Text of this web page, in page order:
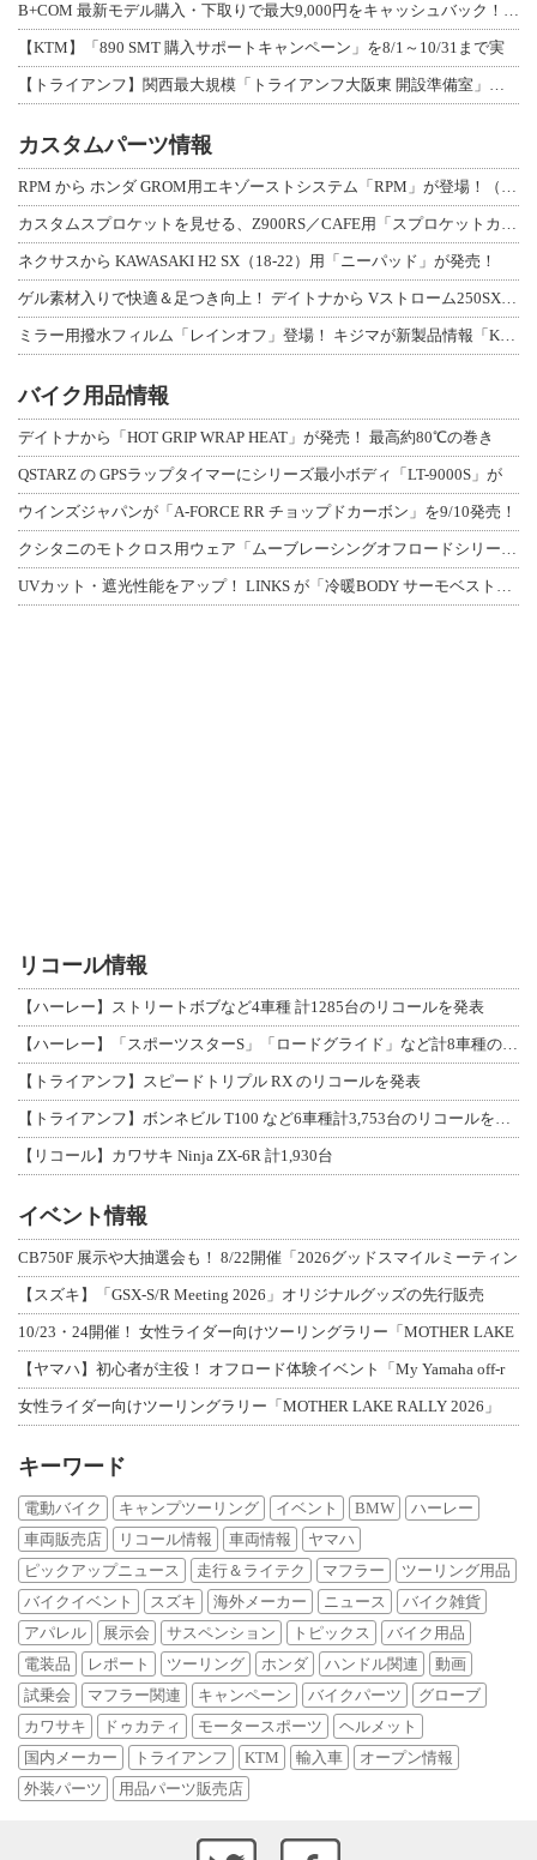
【KTM】「890 SMT 購入サポートキャンペーン」を8/1～10/31まで実
カスタムパーツ情報
ネクサスから KAWASAKI H2 SX（18-22）用「ニーパッド」が発売！
バイク用品情報
デイトナから「HOT GRIP WRAP HEAT」が発売！ 最高約80℃の巻き
QSTARZ の GPSラップタイマーにシリーズ最小ボディ「LT-9000S」が
ウインズジャパンが「A-FORCE RR チョップドカーボン」を9/10発売！
リコール情報
【ハーレー】ストリートボブなど4車種 計1285台のリコールを発表
【トライアンフ】スピードトリプル RX のリコールを発表
【リコール】カワサキ Ninja ZX-6R 計1,930台
イベント情報
CB750F 展示や大抽選会も！ 8/22開催「2026グッドスマイルミーティン
【スズキ】「GSX-S/R Meeting 2026」オリジナルグッズの先行販売
10/23・24開催！ 女性ライダー向けツーリングラリー「MOTHER LAKE
【ヤマハ】初心者が主役！ オフロード体験イベント「My Yamaha off-r
女性ライダー向けツーリングラリー「MOTHER LAKE RALLY 2026」
キーワード
電動バイク キャンプツーリング イベント BMW
ハーレー
車両販売店
リコール情報 車両情報
ヤマハ
ピックアップニュース
走行＆ライテク マフラー
ツーリング用品
バイクイベント
スズキ 海外メーカー ニュース
バイク雑貨
アパレル
展示会 サスペンション トピックス
バイク用品
電装品
レポート ツーリング ホンダ ハンドル関連
動画
試乗会
マフラー関連 キャンペーン バイクパーツ
グローブ
カワサキ
ドゥカティ モータースポーツ
ヘルメット
国内メーカー
トライアンフ KTM 輸入車
オープン情報
外装パーツ
用品パーツ販売店